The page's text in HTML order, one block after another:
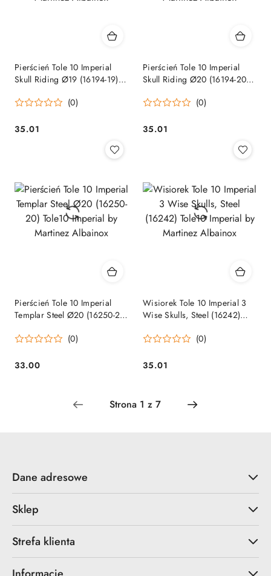
Pierścień Tole 10 Imperial
Skull Riding Ø19 (16194-19)
Albainox
(0)
Cena:
35.01
Pierścień Tole 10 Imperial
Skull Riding Ø20 (16194-20)
Albainox
(0)
Cena:
35.01
Pierścień Tole 10 Imperial
Templar Steel Ø20 (16250-20)
Albainox
(0)
Cena:
33.00
Wisiorek Tole 10 Imperial 3
Wise Skulls, Steel (16242)
Albainox
(0)
Cena:
35.01
Dane adresowe
Sklep
Strefa klienta